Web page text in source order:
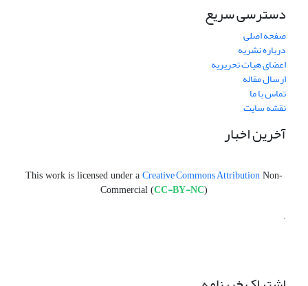
دسترسی سریع
صفحه اصلی
درباره نشریه
اعضای هیات تحریریه
ارسال مقاله
تماس با ما
نقشه سایت
آخرین اخبار
This work is licensed under a Creative Commons Attribution Non-
Commercial (CC-BY-NC)
.